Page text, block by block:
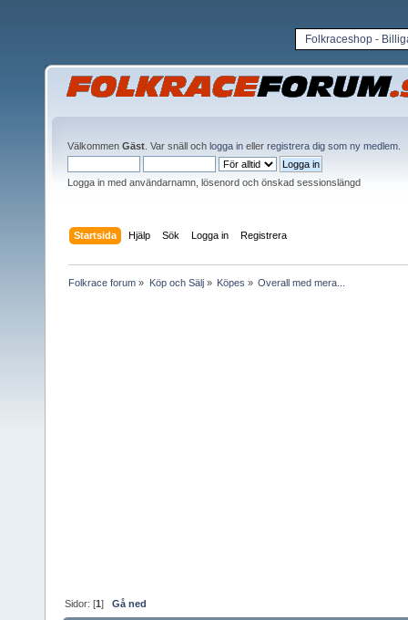
Folkraceshop -
Välkommen Gäst . Var snäll och logga in eller registrera dig som ny medlem
Logga in med användarnamn, lösenord och önskad sessionslängd
Startsida Hjälp Sök Logga in Registrera
Folkrace forum » Köp och Sälj» Köpes » Overall med mera...
Sidor: [1]Gå ned